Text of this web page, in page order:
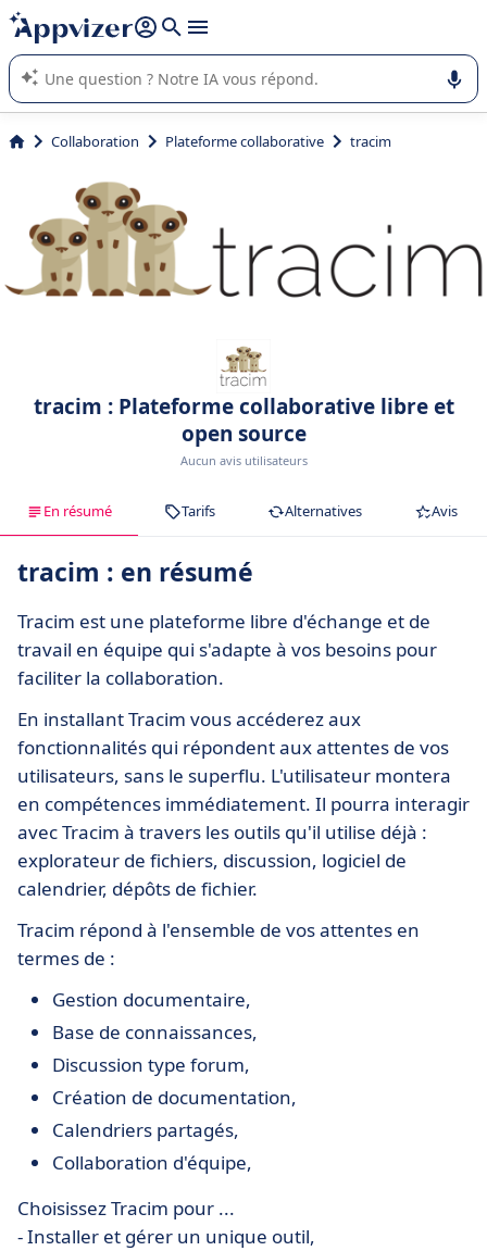
répondre (plusieurs lignes avec
L'IA de Appvizer vous guide dans l'utilisation ou la sélection de
logiciel SaaS en entreprise.
Collaboration Plateforme collaborative tracim
tracim : Plateforme collaborative libre et
open source
Aucun avis utilisateurs
En résumé Tarifs Alternatives Avis
tracim : en résumé
Tracim est une plateforme libre d'échange et de
travail en équipe qui s'adapte à vos besoins pour
faciliter la collaboration.
En installant Tracim vous accéderez aux
fonctionnalités qui répondent aux attentes de vos
utilisateurs, sans le superflu. L'utilisateur montera
en compétences immédiatement. Il pourra interagir
avec Tracim à travers les outils qu'il utilise déjà :
explorateur de fichiers, discussion, logiciel de
calendrier, dépôts de fichier.
Tracim répond à l'ensemble de vos attentes en
termes de :
Gestion documentaire,
Base de connaissances,
Discussion type forum,
Création de documentation,
Calendriers partagés,
Collaboration d'équipe,
Choisissez Tracim pour ...
- Installer et gérer un unique outil,